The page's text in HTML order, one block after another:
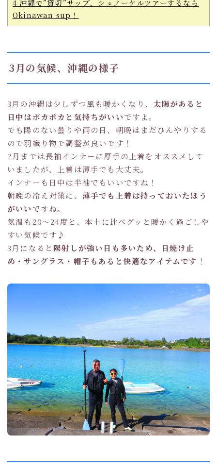
4 沖縄で”貸切”サップ、シュノーケルツアーするなら
Okinawan sup！
3月の気候、沖縄の様子
3月の沖縄は少しずつ風も暖かくなり、 太陽があると
日中はポカポカと気持ちがいいですよ。
でも陽のない曇りや雨の日、朝晩はまだひんやりする
ので羽織り物で調整が良いです！
2月までは長袖インナーに厚手の上着をオススメして
いましたが、上着は薄手でも大丈夫。
インナーも日中は半袖でもいいですね！
朝晩の冷え対策に、 薄手でも上着は持っておいたほう
がいい ですね。
気温も20～24度と、本土に比べグッと暖かく過ごしや
すい気候です♪
3月になると陽射しが強い日も多いため、日焼け止
め・サングラス・帽子もあると快適なアイテムです ！